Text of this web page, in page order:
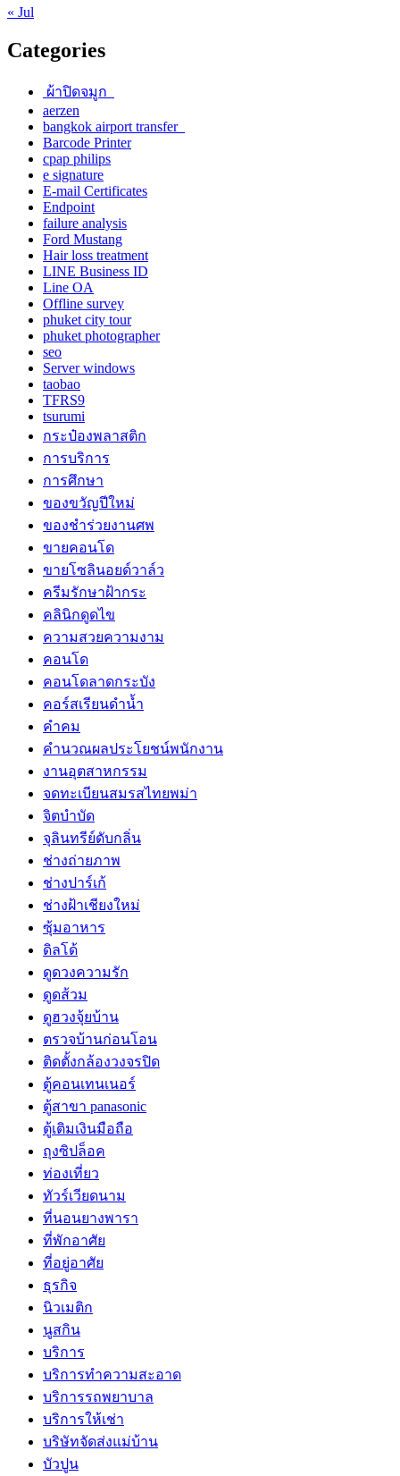
« Jul
Categories
ผ้าปิดจมูก
aerzen
bangkok airport transfer
Barcode Printer
cpap philips
e signature
E-mail Certificates
Endpoint
failure analysis
Ford Mustang
Hair loss treatment
LINE Business ID
Line OA
Offline survey
phuket city tour
phuket photographer
seo
Server windows
taobao
TFRS9
tsurumi
กระป๋องพลาสติก
การบริการ
การศึกษา
ของขวัญปีใหม่
ของชำร่วยงานศพ
ขายคอนโด
ขายโซลินอยด์วาล์ว
ครีมรักษาฝ้ากระ
คลินิกดูดไข
ความสวยความงาม
คอนโด
คอนโดลาดกระบัง
คอร์สเรียนดำน้ำ
คำคม
คำนวณผลประโยชน์พนักงาน
งานอุตสาหกรรม
จดทะเบียนสมรสไทยพม่า
จิตบำบัด
จุลินทรีย์ดับกลิ่น
ช่างถ่ายภาพ
ช่างปาร์เก้
ช่างฝ้าเชียงใหม่
ซุ้มอาหาร
ดิลโด้
ดูดวงความรัก
ดูดส้วม
ดูฮวงจุ้ยบ้าน
ตรวจบ้านก่อนโอน
ติดตั้งกล้องวงจรปิด
ตู้คอนเทนเนอร์
ตู้สาขา panasonic
ตู้เติมเงินมือถือ
ถุงซิปล็อค
ท่องเที่ยว
ทัวร์เวียดนาม
ที่นอนยางพารา
ที่พักอาศัย
ที่อยู่อาศัย
ธุรกิจ
นิวเมติก
นูสกิน
บริการ
บริการทำความสะอาด
บริการรถพยาบาล
บริการให้เช่า
บริษัทจัดส่งแม่บ้าน
บัวปูน